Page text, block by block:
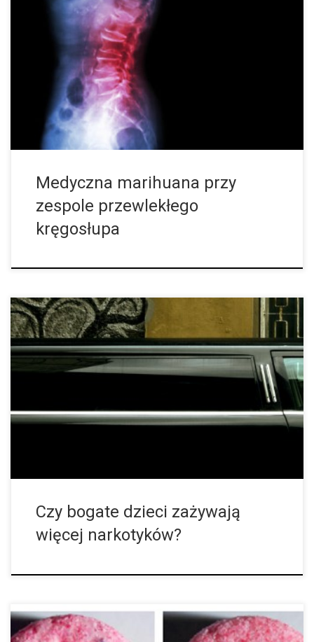
Zespół przewlekłego kręgosłupa to oznaczenie, które określa
dolegliwości oraz bóle obejmujące kręgosłup oraz plecy, które
nie mogą zostać przypisane żadnej konkretnej przyczynie. W
zależności od ich lokalizacji zespół przewlekłego kręgosłupa […]
Medyczna marihuana przy
zespole przewlekłego
kręgosłupa
Niski poziom lub brak nauki oraz niski status społeczny to
najczęstsze ryzykowne faktory, które prowadzą do rozwoju
badanie z USA (Luthar, S., Small, P., Ciciolla, […]
Czy bogate dzieci zażywają
więcej narkotyków?